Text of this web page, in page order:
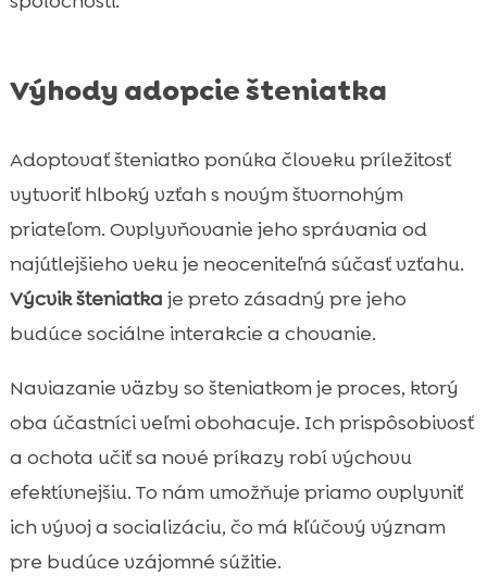
Výhody adopcie šteniatka
Adoptovať šteniatko ponúka človeku príležitosť
vytvoriť hlboký vzťah s novým štvornohým
priateľom. Ovplyvňovanie jeho správania od
najútlejšieho veku je neoceniteľná súčasť vzťahu.
Výcvik šteniatka je preto zásadný pre jeho
budúce sociálne interakcie a chovanie.
Naviazanie väzby so šteniatkom je proces, ktorý
oba účastníci veľmi obohacuje. Ich prispôsobivosť
a ochota učiť sa nové príkazy robí výchovu
efektívnejšiu. To nám umožňuje priamo ovplyvniť
ich vývoj a socializáciu, čo má kľúčový význam
pre budúce vzájomné súžitie.